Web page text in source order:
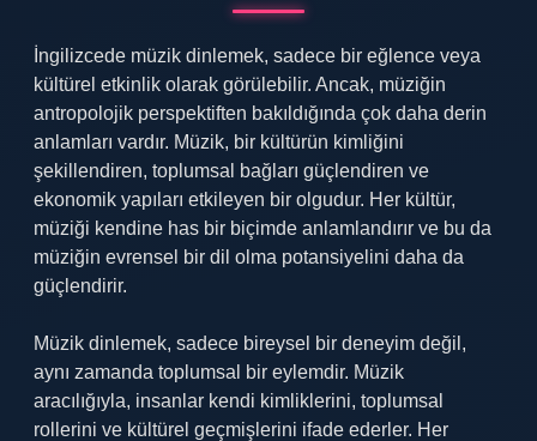
İngilizcede müzik dinlemek, sadece bir eğlence veya
kültürel etkinlik olarak görülebilir. Ancak, müziğin
antropolojik perspektiften bakıldığında çok daha derin
anlamları vardır. Müzik, bir kültürün kimliğini
şekillendiren, toplumsal bağları güçlendiren ve
ekonomik yapıları etkileyen bir olgudur. Her kültür,
müziği kendine has bir biçimde anlamlandırır ve bu da
müziğin evrensel bir dil olma potansiyelini daha da
güçlendirir.
Müzik dinlemek, sadece bireysel bir deneyim değil,
aynı zamanda toplumsal bir eylemdir. Müzik
aracılığıyla, insanlar kendi kimliklerini, toplumsal
rollerini ve kültürel geçmişlerini ifade ederler. Her